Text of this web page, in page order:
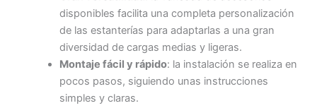
disponibles facilita una completa personalización
de las estanterías para adaptarlas a una gran
diversidad de cargas medias y ligeras.
Montaje fácil y rápido: la instalación se realiza en
pocos pasos, siguiendo unas instrucciones
simples y claras.